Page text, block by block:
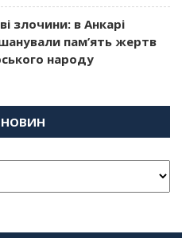
злочини: в Анкарі
пам’ять жертв
народу
НОВИН